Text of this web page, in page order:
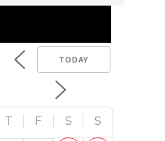
TODAY
T F S S